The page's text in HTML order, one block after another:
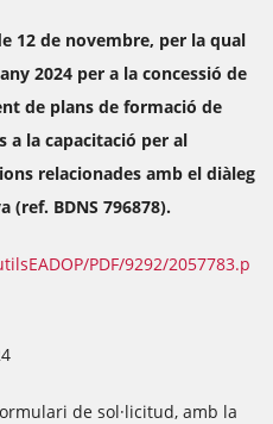
12 de novembre, per la qual
2024 per a la concessió de
de plans de formació de
a la capacitació per al
relacionades amb el diàleg
(ref. BDNS 796878).
PDF/9292/2057783.p
de sol·licitud, amb la